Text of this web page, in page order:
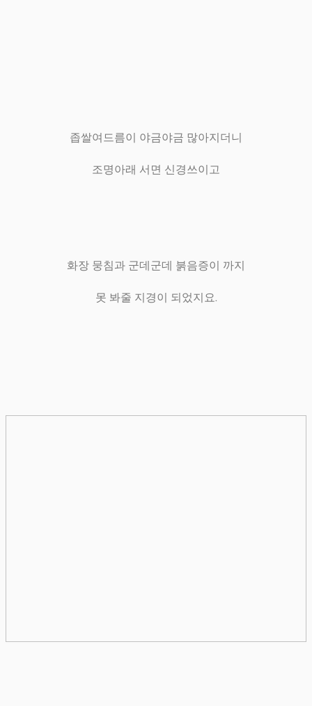
좁쌀여드름이 야금야금 많아지더니
조명아래 서면 신경쓰이고
화장 뭉침과 군데군데 붉음증이 까지
못 봐줄 지경이 되었지요.